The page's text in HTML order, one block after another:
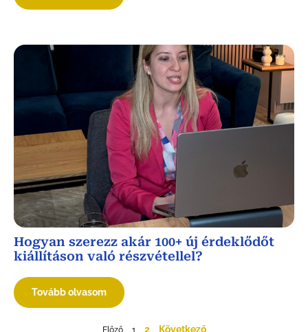
Hogyan szerezz akár 100+ új érdeklődőt
kiállításon való részvétellel?
Tovább olvasom
Előző 1 2 Következő